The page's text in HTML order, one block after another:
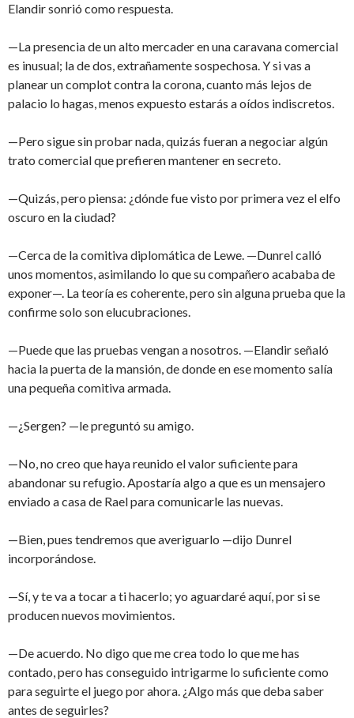
Elandir sonrió como respuesta.
—La presencia de un alto mercader en una caravana comercial
es inusual; la de dos, extrañamente sospechosa. Y si vas a
planear un complot contra la corona, cuanto más lejos de
palacio lo hagas, menos expuesto estarás a oídos indiscretos.
—Pero sigue sin probar nada, quizás fueran a negociar algún
trato comercial que prefieren mantener en secreto.
—Quizás, pero piensa: ¿dónde fue visto por primera vez el elfo
oscuro en la ciudad?
—Cerca de la comitiva diplomática de Lewe. —Dunrel calló
unos momentos, asimilando lo que su compañero acababa de
exponer—. La teoría es coherente, pero sin alguna prueba que la
confirme solo son elucubraciones.
—Puede que las pruebas vengan a nosotros. —Elandir señaló
hacia la puerta de la mansión, de donde en ese momento salía
una pequeña comitiva armada.
—¿Sergen? —le preguntó su amigo.
—No, no creo que haya reunido el valor suficiente para
abandonar su refugio. Apostaría algo a que es un mensajero
enviado a casa de Rael para comunicarle las nuevas.
—Bien, pues tendremos que averiguarlo —dijo Dunrel
incorporándose.
—Sí, y te va a tocar a ti hacerlo; yo aguardaré aquí, por si se
producen nuevos movimientos.
—De acuerdo. No digo que me crea todo lo que me has
contado, pero has conseguido intrigarme lo suficiente como
para seguirte el juego por ahora. ¿Algo más que deba saber
antes de seguirles?